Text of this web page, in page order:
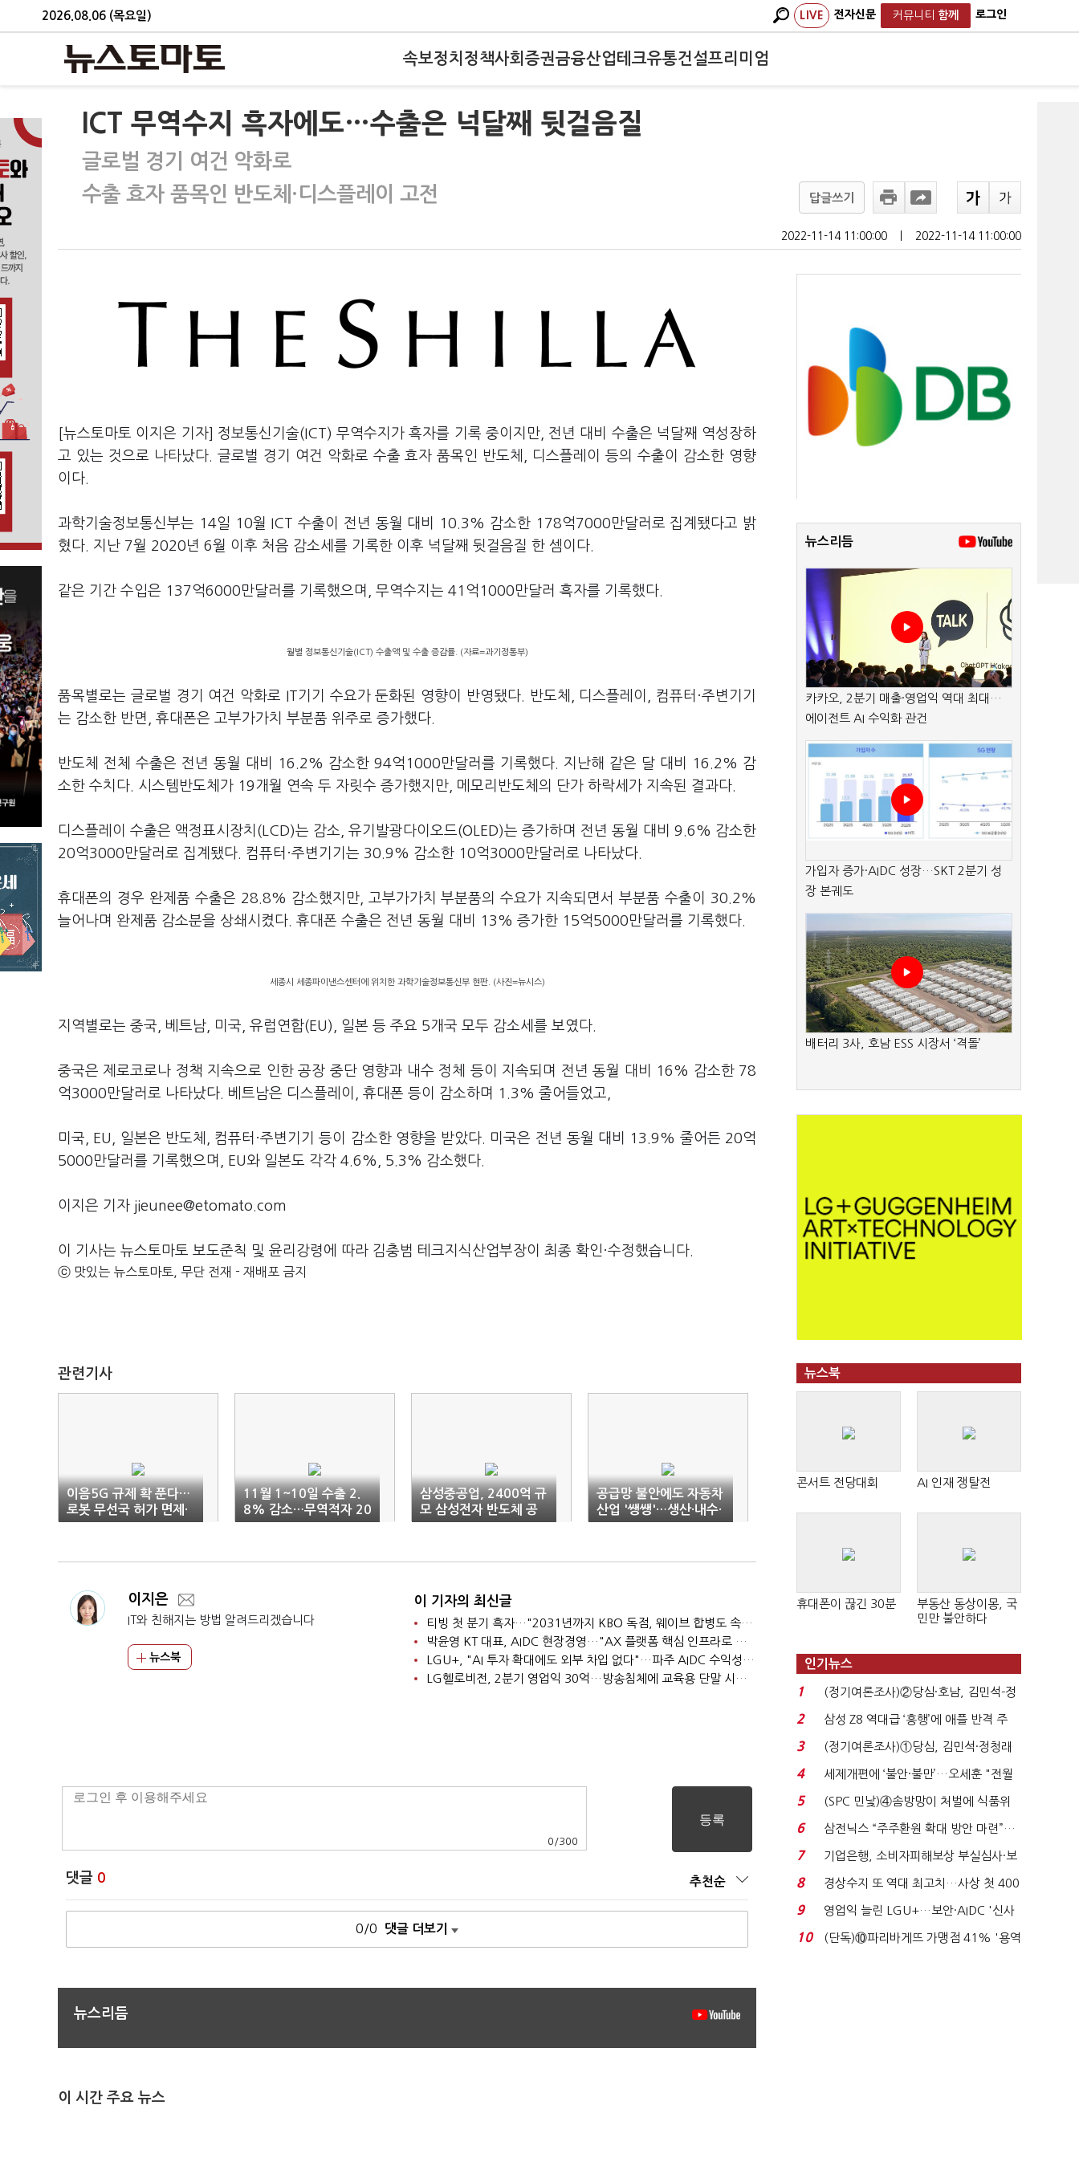
2026.08.06 (목요일) LIVE 전자신문 커뮤니티 함께 로그인
속보정치 정책사회 증권금융산업테크유통건설프리미엄
ICT 무역수지 흑자에도…수출은 넉달째 뒷걸음질
글로벌 경기 여건 악화로
수출 효자 품목인 반도체·디스플레이 고전
답글쓰기
2022-11-14 11:00:00 2022-11-14 11:00:00
[뉴스토마토 이지은 기자] 정보통신기술(ICT) 무역수지가 흑자를 기록 중이지만, 전년 대비 수출은 넉달째 역성장하
고 있는 것으로 나타났다. 글로벌 경기 여건 악화로 수출 효자 품목인 반도체, 디스플레이 등의 수출이 감소한 영향
이다.
과학기술정보통신부는 14일 10월 ICT 수출이 전년 동월 대비 10.3% 감소한 178억7000만달러로 집계됐다고 밝
혔다. 지난 7월 2020년 6월 이후 처음 감소세를 기록한 이후 넉달째 뒷걸음질 한 셈이다.
같은 기간 수입은 137억6000만달러를 기록했으며, 무역수지는 41억1000만달러 흑자를 기록했다.
월별 정보통신기술(ICT) 수출액 및 수출 증감률. (자료=과기정통부)
품목별로는 글로벌 경기 여건 악화로 IT기기 수요가 둔화된 영향이 반영됐다. 반도체, 디스플레이, 컴퓨터·주변기기
는 감소한 반면, 휴대폰은 고부가가치 부분품 위주로 증가했다.
반도체 전체 수출은 전년 동월 대비 16.2% 감소한 94억1000만달러를 기록했다. 지난해 같은 달 대비 16.2% 감
소한 수치다. 시스템반도체가 19개월 연속 두 자릿수 증가했지만, 메모리반도체의 단가 하락세가 지속된 결과다.
디스플레이 수출은 액정표시장치(LCD)는 감소, 유기발광다이오드(OLED)는 증가하며 전년 동월 대비 9.6% 감소한
20억3000만달러로 집계됐다. 컴퓨터·주변기기는 30.9% 감소한 10억3000만달러로 나타났다.
휴대폰의 경우 완제품 수출은 28.8% 감소했지만, 고부가가치 부분품의 수요가 지속되면서 부분품 수출이 30.2%
늘어나며 완제품 감소분을 상쇄시켰다. 휴대폰 수출은 전년 동월 대비 13% 증가한 15억5000만달러를 기록했다.
세종시 세종파이낸스센터에 위치한 과학기술정보통신부 현판. (사진=뉴시스)
지역별로는 중국, 베트남, 미국, 유럽연합(EU), 일본 등 주요 5개국 모두 감소세를 보였다.
중국은 제로코로나 정책 지속으로 인한 공장 중단 영향과 내수 정체 등이 지속되며 전년 동월 대비 16% 감소한 78
억3000만달러로 나타났다. 베트남은 디스플레이, 휴대폰 등이 감소하며 1.3% 줄어들었고,
미국, EU, 일본은 반도체, 컴퓨터·주변기기 등이 감소한 영향을 받았다. 미국은 전년 동월 대비 13.9% 줄어든 20억
5000만달러를 기록했으며, EU와 일본도 각각 4.6%, 5.3% 감소했다.
이지은 기자 jieunee@etomato.com
이 기사는 뉴스토마토 보도준칙 및 윤리강령에 따라 김충범 테크지식산업부장이 최종 확인·수정했습니다.
ⓒ 맛있는 뉴스토마토, 무단 전재 - 재배포 금지
관련기사
이음5G 규제 확 푼다…
로봇 무선국 허가 면제·
주파수 공급절차 간소화
11월 1~10일 수출 2.
8% 감소…무역적자 20
억5000만달러
삼성중공업, 2400억 규
모 삼성전자 반도체 공
장 공사 수주
공급망 불안에도 자동차
산업 '쌩쌩'…생산·내수·
수출 트리플 증가
이지은
IT와 친해지는 방법 알려드리겠습니다
뉴스북
이 기자의 최신글
티빙 첫 분기 흑자…"2031년까지 KBO 독점, 웨이브 합병도 속도"
박윤영 KT 대표, AIDC 현장경영…"AX 플랫폼 핵심 인프라로 키운다"
LGU+, "AI 투자 확대에도 외부 차입 없다"…파주 AIDC 수익성 자신
LG헬로비전, 2분기 영업익 30억…방송침체에 교육용 단말 시장도 축소
0 /300
댓글 0 추천순
0/0 댓글 더보기
뉴스리듬
이 시간 주요 뉴스
뉴스리듬
카카오, 2분기 매출·영업익 역대 최대…
에이전트 AI 수익화 관건
가입자 증가·AIDC 성장…SKT 2분기 성
장 본궤도
배터리 3사, 호남 ESS 시장서 ‘격돌’
뉴스북
콘서트 전당대회 AI 인재 쟁탈전
휴대폰이 끊긴 30분
부동산 동상이몽, 국
민만 불안하다
인기뉴스
1
(정기여론조사)②당심·호남, 김민석-정
청래 '초접전'...
2
삼성 Z8 역대급 ‘흥행’에 애플 반격 주
목…9월 ‘폴...
3
(정기여론조사)①당심, 김민석·정청래
'초접전'…대통령 ...
4
세제개편에 ‘불안·불만’…오세훈 "전월
세 구하기 더 ...
5
(SPC 민낯)④솜방망이 처벌에 식품위
생법 위반 반복...
6
삼전닉스 “주주환원 확대 방안 마련”…
로이터에 성명...
7
기업은행, 소비자피해보상 부실심사·보
이스피싱 공시 ...
8
경상수지 또 역대 최고치…사상 첫 400
억달러에 '3% 성...
9
영업익 늘린 LGU+…보안·AIDC '신사
업 드라이브'...
10
(단독)⑩파리바게뜨 가맹점 41% '용역